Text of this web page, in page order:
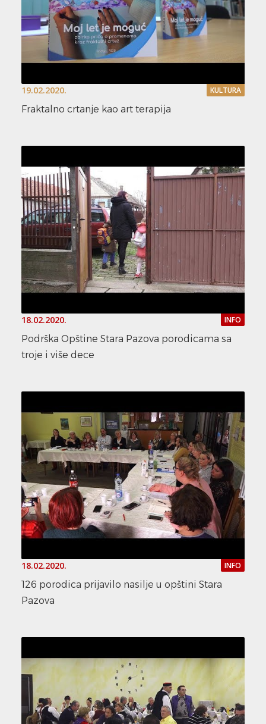
19.02.2020. KULTURA
Fraktalno crtanje kao art terapija
18.02.2020. INFO
Podrška Opštine Stara Pazova porodicama sa
troje i više dece
18.02.2020. INFO
126 porodica prijavilo nasilje u opštini Stara
Pazova